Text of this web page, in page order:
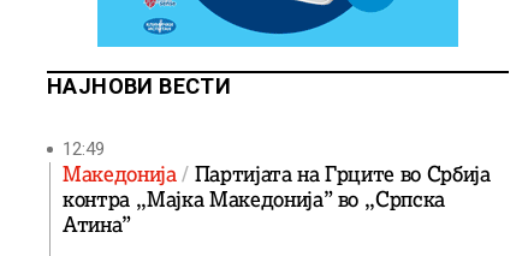
НАЈНОВИ ВЕСТИ
12:49
Македонија Партијата на Грците во Србија
контра ,,Мајка Македонија” во ,,Српска
Атина”